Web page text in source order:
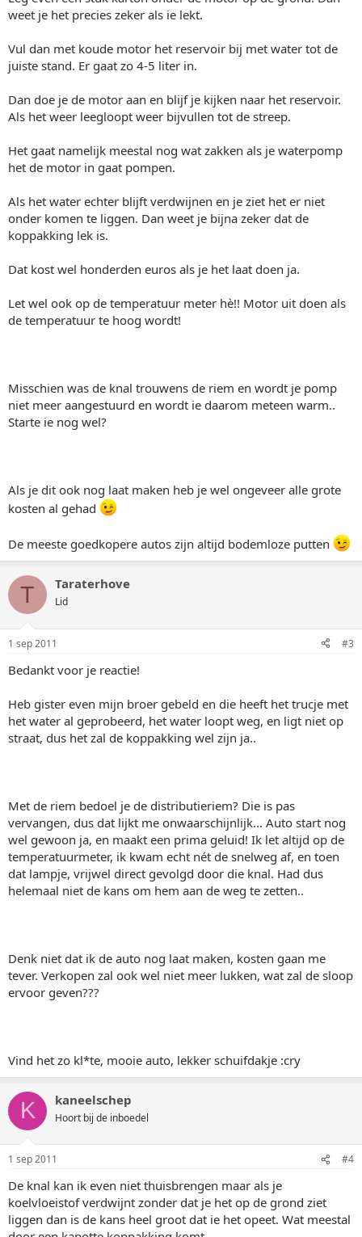
weet je het precies zeker als ie lekt.
Vul dan met koude motor het reservoir bij met water tot de
juiste stand. Er gaat zo 4-5 liter in.
Dan doe je de motor aan en blijf je kijken naar het reservoir.
Als het weer leegloopt weer bijvullen tot de streep.
Het gaat namelijk meestal nog wat zakken als je waterpomp
het de motor in gaat pompen.
Als het water echter blijft verdwijnen en je ziet het er niet
onder komen te liggen. Dan weet je bijna zeker dat de
koppakking lek is.
Dat kost wel honderden euros als je het laat doen ja.
Let wel ook op de temperatuur meter hè!! Motor uit doen als
de temperatuur te hoog wordt!
Misschien was de knal trouwens de riem en wordt je pomp
niet meer aangestuurd en wordt ie daarom meteen warm..
Starte ie nog wel?
Als je dit ook nog laat maken heb je wel ongeveer alle grote
kosten al gehad
De meeste goedkopere autos zijn altijd bodemloze putten
T Taraterhove
Lid
1 sep 2011 #3
Bedankt voor je reactie!
Heb gister even mijn broer gebeld en die heeft het trucje met
het water al geprobeerd, het water loopt weg, en ligt niet op
straat, dus het zal de koppakking wel zijn ja..
Met de riem bedoel je de distributieriem? Die is pas
vervangen, dus dat lijkt me onwaarschijnlijk... Auto start nog
wel gewoon ja, en maakt een prima geluid! Ik let altijd op de
temperatuurmeter, ik kwam echt nét de snelweg af, en toen
dat lampje, vrijwel direct gevolgd door die knal. Had dus
helemaal niet de kans om hem aan de weg te zetten..
Denk niet dat ik de auto nog laat maken, kosten gaan me
tever. Verkopen zal ook wel niet meer lukken, wat zal de sloop
ervoor geven???
Vind het zo kl*te, mooie auto, lekker schuifdakje :cry
K kaneelschep
Hoort bij de inboedel
1 sep 2011 #4
De knal kan ik even niet thuisbrengen maar als je
koelvloeistof verdwijnt zonder dat je het op de grond ziet
liggen dan is de kans heel groot dat ie het opeet. Wat meestal